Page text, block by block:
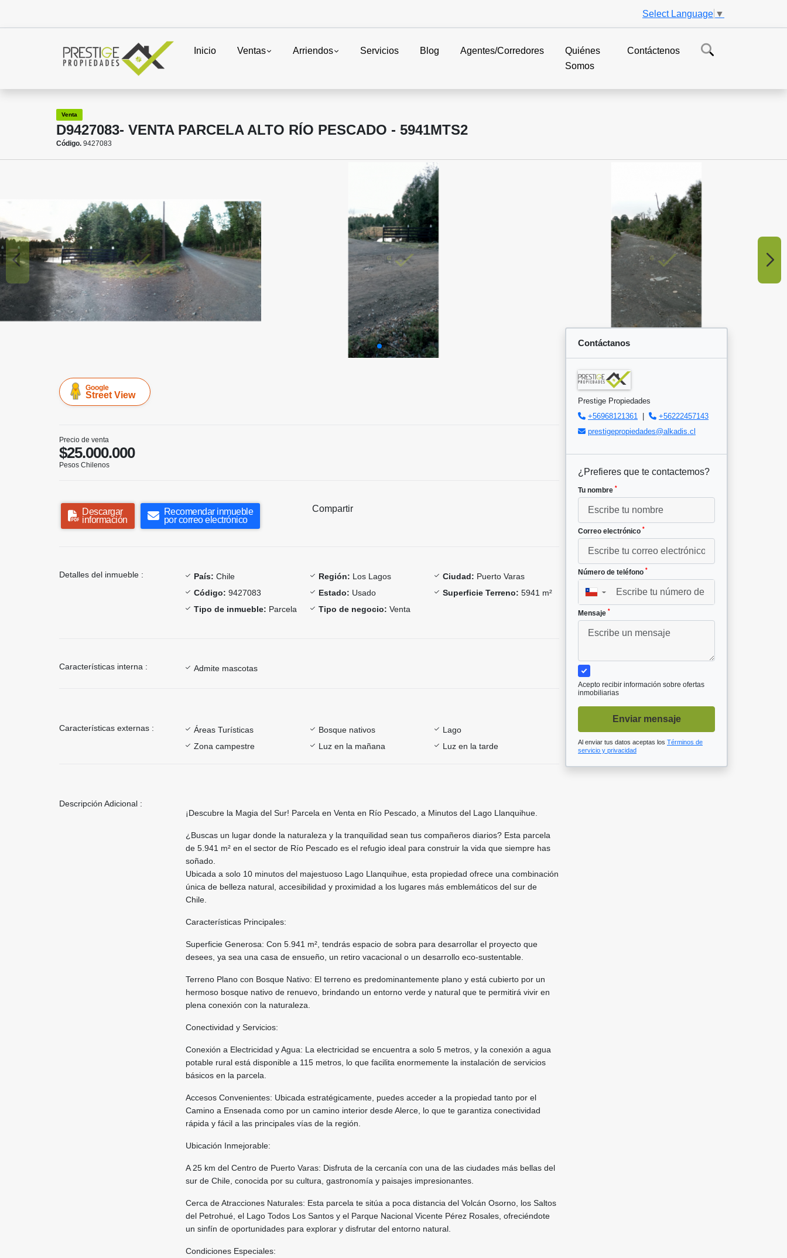
Select Language ▼
Inicio Ventas Arriendos Servicios Blog Agentes/Corredores
Quiénes
Somos
Contáctenos
Venta
D9427083- VENTA PARCELA ALTO RÍO PESCADO - 5941MTS2
Código. 9427083
Google
Street View
Precio de venta
$25.000.000
Pesos Chilenos
Descargar
información
Recomendar inmueble
por correo electrónico
Compartir
Detalles del inmueble : País: Chile Región: Los Lagos Ciudad: Puerto Varas
Código: 9427083 Estado: Usado Superficie Terreno: 5941 m²
Tipo de inmueble: Parcela Tipo de negocio: Venta
Características interna : Admite mascotas
Características externas : Áreas Turísticas Bosque nativos
Lago
Zona campestre
Luz en la mañana Luz en la tarde
Descripción Adicional :
¡Descubre la Magia del Sur! Parcela en Venta en Río Pescado, a Minutos del Lago Llanquihue.
¿Buscas un lugar donde la naturaleza y la tranquilidad sean tus compañeros diarios? Esta parcela
de 5.941 m² en el sector de Río Pescado es el refugio ideal para construir la vida que siempre has
soñado.
Ubicada a solo 10 minutos del majestuoso Lago Llanquihue, esta propiedad ofrece una combinación
única de belleza natural, accesibilidad y proximidad a los lugares más emblemáticos del sur de
Chile.
Características Principales:
Superficie Generosa: Con 5.941 m², tendrás espacio de sobra para desarrollar el proyecto que
desees, ya sea una casa de ensueño, un retiro vacacional o un desarrollo eco-sustentable.
Terreno Plano con Bosque Nativo: El terreno es predominantemente plano y está cubierto por un
hermoso bosque nativo de renuevo, brindando un entorno verde y natural que te permitirá vivir en
plena conexión con la naturaleza.
Conectividad y Servicios:
Conexión a Electricidad y Agua: La electricidad se encuentra a solo 5 metros, y la conexión a agua
potable rural está disponible a 115 metros, lo que facilita enormemente la instalación de servicios
básicos en la parcela.
Accesos Convenientes: Ubicada estratégicamente, puedes acceder a la propiedad tanto por el
Camino a Ensenada como por un camino interior desde Alerce, lo que te garantiza conectividad
rápida y fácil a las principales vías de la región.
Ubicación Inmejorable:
A 25 km del Centro de Puerto Varas: Disfruta de la cercanía con una de las ciudades más bellas del
sur de Chile, conocida por su cultura, gastronomía y paisajes impresionantes.
Cerca de Atracciones Naturales: Esta parcela te sitúa a poca distancia del Volcán Osorno, los Saltos
del Petrohué, el Lago Todos Los Santos y el Parque Nacional Vicente Pérez Rosales, ofreciéndote
un sinfín de oportunidades para explorar y disfrutar del entorno natural.
Condiciones Especiales:
Contáctanos
Prestige Propiedades
+56968121361
|
+56222457143
prestigepropiedades@alkadis.cl
¿Prefieres que te contactemos?
Tu nombre *
Correo electrónico *
Número de teléfono *
▼
Mensaje *
Acepto recibir información sobre ofertas
inmobiliarias
Enviar mensaje
Al enviar tus datos aceptas los Términos de
servicio y privacidad